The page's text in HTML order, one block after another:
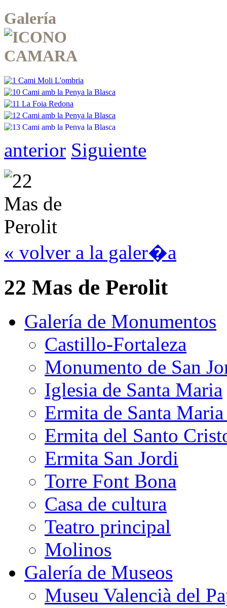
Galería
anterior Siguiente
« volver a la galer�a
22 Mas de Perolit
Galería de Monumentos
Castillo-Fortaleza
Monumento de San
Iglesia de Santa Maria
Ermita de Santa
Ermita del Santo
Ermita San Jordi
Torre Font Bona
Casa de cultura
Teatro principal
Molinos
Galería de Museos
Museu Valencià del